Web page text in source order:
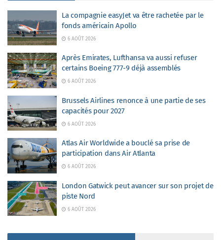
La compagnie easyJet va être rachetée par le
fonds américain Apollo
6 AOÛT 2026
Après Emirates, Lufthansa va aussi refuser
certains Boeing 777-9 déjà assemblés
6 AOÛT 2026
Brussels Airlines renonce à une partie de ses
capacités pour 2027
6 AOÛT 2026
Atlas Air Worldwide a bouclé sa prise de
participation dans Air Atlanta
6 AOÛT 2026
London Gatwick peut avancer sur son projet de
piste Nord
6 AOÛT 2026